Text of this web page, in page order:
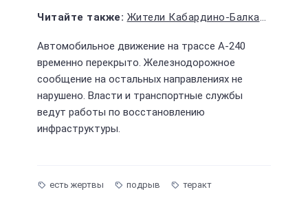
Жители Кабардино-Балкарии оштрафованы за неуважение к гимну России
Автомобильное движение на трассе А-240
временно перекрыто. Железнодорожное
сообщение на остальных направлениях не
нарушено. Власти и транспортные службы
ведут работы по восстановлению
инфраструктуры.
есть жертвы подрыв теракт